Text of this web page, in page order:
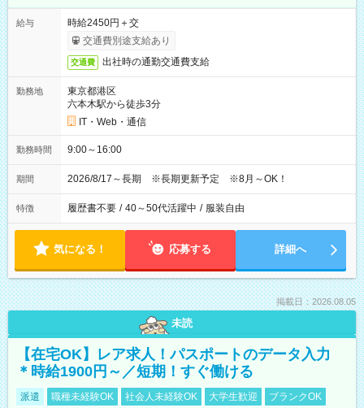
給与
時給2450円＋交
交通費別途支給あり
交通費 出社時の通勤交通費支給
勤務地
東京都港区
六本木駅から徒歩3分
IT・Web・通信
勤務時間 9:00～16:00
期間 2026/8/17～長期 ※長期更新予定 ※8月～OK！
特徴 履歴書不要 / 40～50代活躍中 / 服装自由
気になる！ 応募する 詳細へ
掲載日：2026.08.05
未読
【在宅OK】レア求人！パスポートのデータ入力
＊時給1900円～／短期！すぐ働ける
派遣 職種未経験OK 社会人未経験OK 大学生歓迎 ブランクOK